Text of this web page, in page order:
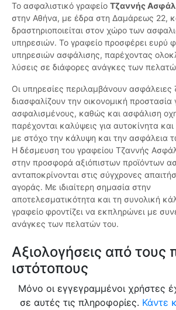
Το ασφαλιστικό γραφείο Τζαννής
στην Αθήνα, με έδρα στη Δαμάρεως 22,
δραστηριοποιείται στον χώρο των
υπηρεσιών. Το γραφείο προσφέρει ευρύ
υπηρεσιών ασφάλισης, παρέχοντας
λύσεις σε διάφορες ανάγκες των
Οι υπηρεσίες περιλαμβάνουν ασφάλειες
διασφαλίζουν την οικονομική προστασία
ασφαλισμένους, καθώς και ασφάλιση
παρέχονται καλύψεις για αυτοκίνητα
με στόχο την κάλυψη και την ασφάλεια
Η δέσμευση του γραφείου Τζαννής
στην προσφορά αξιόπιστων προϊόντων
ανταποκρίνονται στις σύγχρονες
αγοράς. Με ιδιαίτερη σημασία στην
αποτελεσματικότητα και τη συνολική
γραφείο φροντίζει να εκπληρώνει με
ανάγκες των πελατών του.
Αξιολογήσεις από
ιστότοπους
Μόνο οι εγγεγραμμένοι χρήστες
σε αυτές τις πληροφορίες. Κάντε